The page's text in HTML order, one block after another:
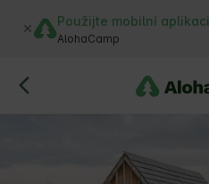
Použijte mobilní aplikaci
AlohaCamp